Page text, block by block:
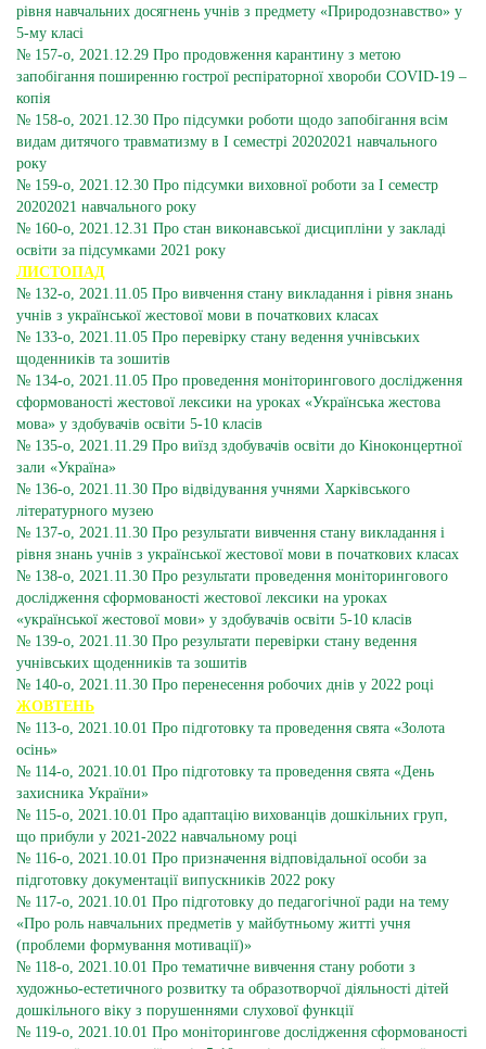
рівня навчальних досягнень учнів з предмету «Природознавство» у
5-му класі
№ 157-о, 2021.12.29 Про продовження карантину з метою
запобігання поширенню гострої респіраторної хвороби COVID-19 –
копія
№ 158-о, 2021.12.30 Про підсумки роботи щодо запобігання всім
видам дитячого травматизму в І семестрі 20202021 навчального
року
№ 159-о, 2021.12.30 Про підсумки виховної роботи за І семестр
20202021 навчального року
№ 160-о, 2021.12.31 Про стан виконавської дисципліни у закладі
освіти за підсумками 2021 року
ЛИСТОПАД
№ 132-о, 2021.11.05 Про вивчення стану викладання і рівня знань
учнів з української жестової мови в початкових класах
№ 133-о, 2021.11.05 Про перевірку стану ведення учнівських
щоденників та зошитів
№ 134-о, 2021.11.05 Про проведення моніторингового дослідження
сформованості жестової лексики на уроках «Українська жестова
мова» у здобувачів освіти 5-10 класів
№ 135-о, 2021.11.29 Про виїзд здобувачів освіти до Кіноконцертної
зали «Україна»
№ 136-о, 2021.11.30 Про відвідування учнями Харківського
літературного музею
№ 137-о, 2021.11.30 Про результати вивчення стану викладання і
рівня знань учнів з української жестової мови в початкових класах
№ 138-о, 2021.11.30 Про результати проведення моніторингового
дослідження сформованості жестової лексики на уроках
«української жестової мови» у здобувачів освіти 5-10 класів
№ 139-о, 2021.11.30 Про результати перевірки стану ведення
учнівських щоденників та зошитів
№ 140-о, 2021.11.30 Про перенесення робочих днів у 2022 році
ЖОВТЕНЬ
№ 113-о, 2021.10.01 Про підготовку та проведення свята «Золота
осінь»
№ 114-о, 2021.10.01 Про підготовку та проведення свята «День
захисника України»
№ 115-о, 2021.10.01 Про адаптацію вихованців дошкільних груп,
що прибули у 2021-2022 навчальному році
№ 116-о, 2021.10.01 Про призначення відповідальної особи за
підготовку документації випускників 2022 року
№ 117-о, 2021.10.01 Про підготовку до педагогічної ради на тему
«Про роль навчальних предметів у майбутньому житті учня
(проблеми формування мотивації)»
№ 118-о, 2021.10.01 Про тематичне вивчення стану роботи з
художньо-естетичного розвитку та образотворчої діяльності дітей
дошкільного віку з порушеннями слухової функції
№ 119-о, 2021.10.01 Про моніторингове дослідження сформованості